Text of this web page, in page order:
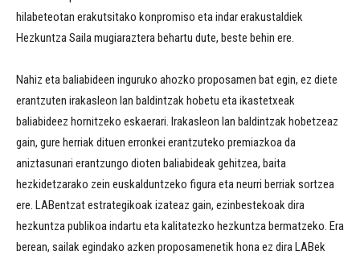
hilabeteotan erakutsitako konpromiso eta indar erakustaldiek
Hezkuntza Saila mugiaraztera behartu dute, beste behin ere.
Nahiz eta baliabideen inguruko ahozko proposamen bat egin, ez diete
erantzuten irakasleon lan baldintzak hobetu eta ikastetxeak
baliabideez hornitzeko eskaerari. Irakasleon lan baldintzak hobetzeaz
gain, gure herriak dituen erronkei erantzuteko premiazkoa da
aniztasunari erantzungo dioten baliabideak gehitzea, baita
hezkidetzarako zein euskalduntzeko figura eta neurri berriak sortzea
ere. LABentzat estrategikoak izateaz gain, ezinbestekoak dira
hezkuntza publikoa indartu eta kalitatezko hezkuntza bermatzeko. Era
berean, sailak egindako azken proposamenetik hona ez dira LABek